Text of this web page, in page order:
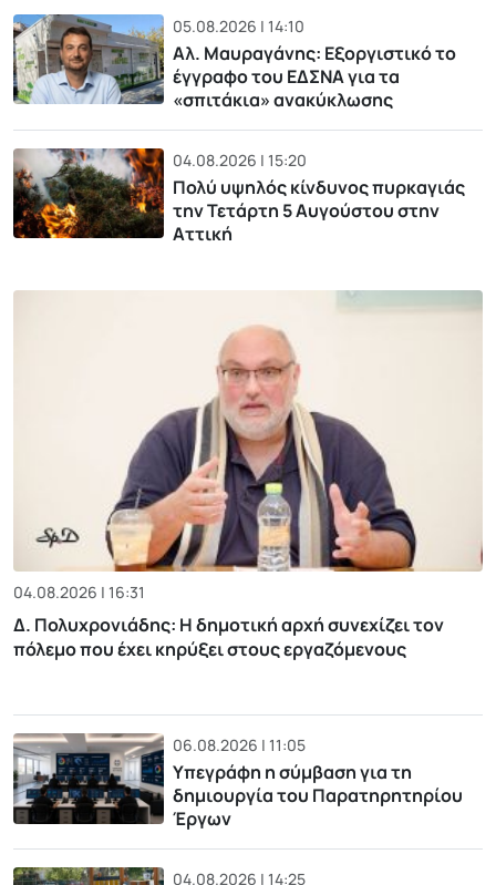
05.08.2026 | 14:10
Αλ. Μαυραγάνης: Εξοργιστικό το
έγγραφο του ΕΔΣΝΑ για τα
«σπιτάκια» ανακύκλωσης
04.08.2026 | 15:20
Πολύ υψηλός κίνδυνος πυρκαγιάς
την Τετάρτη 5 Αυγούστου στην
Αττική
04.08.2026 | 16:31
Δ. Πολυχρονιάδης: Η δημοτική αρχή συνεχίζει τον
πόλεμο που έχει κηρύξει στους εργαζόμενους
06.08.2026 | 11:05
Υπεγράφη η σύμβαση για τη
δημιουργία του Παρατηρητηρίου
Έργων
04.08.2026 | 14:25